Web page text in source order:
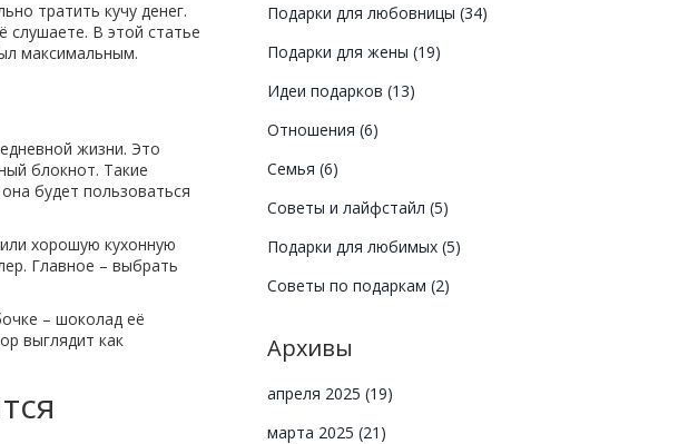
тратить кучу денег.
слушаете. В этой статье
максимальным.
жизни. Это
блокнот. Такие
будет пользоваться
хорошую кухонную
Главное – выбрать
– шоколад её
выглядит как
Подарки для любовницы (34)
Подарки для жены (19)
Идеи подарков (13)
Отношения (6)
Семья (6)
Советы и лайфстайл (5)
Подарки для любимых (5)
Советы по подаркам (2)
Архивы
апреля 2025 (19)
марта 2025 (21)